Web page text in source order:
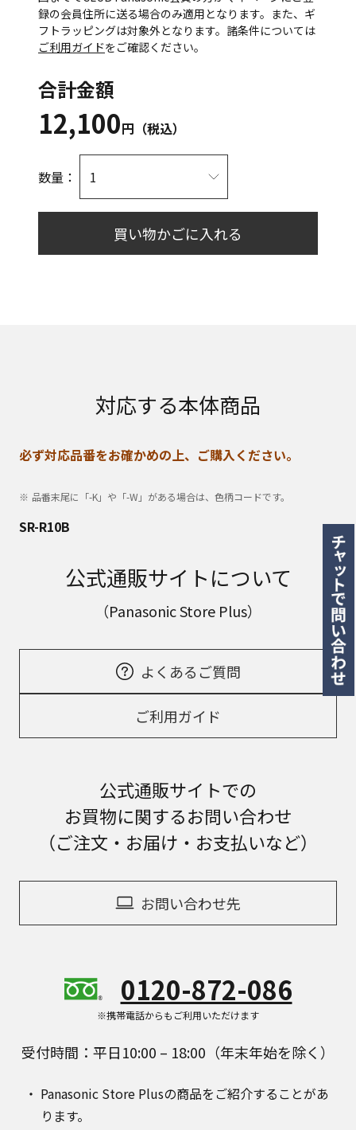
録の会員住所に送る場合のみ適用となります。また、ギ
フトラッピングは対象外となります。諸条件については
ご利用ガイドをご確認ください。
合計金額
12,100円（税込）
数量：
買い物かごに入れる
対応する本体商品
必ず対応品番をお確かめの上、ご購入ください。
品番末尾に「-K」や「-W」がある場合は、色柄コードです。
SR-R10B
公式通販サイトについて
（Panasonic Store Plus）
よくあるご質問
ご利用ガイド
公式通販サイトでの
お買物に関するお問い合わせ
（ご注文・お届け・お支払いなど）
お問い合わせ先
0120-872-086
※携帯電話からもご利用いただけます
受付時間：平日10:00 – 18:00（年末年始を除く）
Panasonic Store Plusの商品をご紹介することがあ
ります。